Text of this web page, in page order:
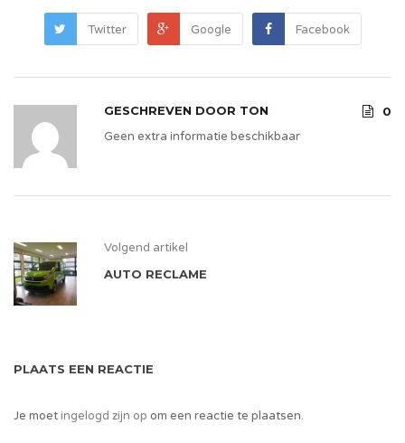
Twitter Google Facebook
GESCHREVEN DOOR TON
0
Geen extra informatie beschikbaar
Volgend artikel
AUTO RECLAME
PLAATS EEN REACTIE
Je moetingelogd zijn op om een reactie te plaatsen.